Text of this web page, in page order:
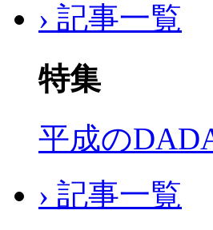
› 記事一覧
特集
平成の
› 記事一覧